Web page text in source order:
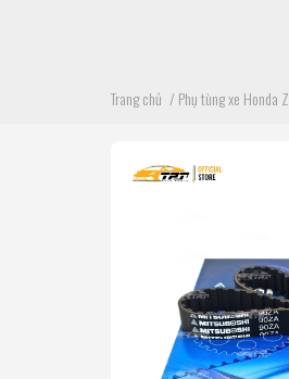
Trang chủ /Phụ tùng xe Honda Z